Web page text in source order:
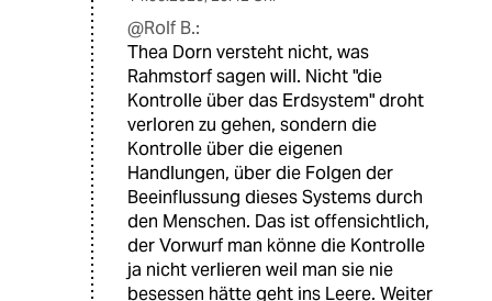
@Rolf B.:
Thea Dorn versteht nicht, was
Rahmstorf sagen will. Nicht "die
Kontrolle über das Erdsystem" droht
verloren zu gehen, sondern die
Kontrolle über die eigenen
Handlungen, über die Folgen der
Beeinflussung dieses Systems durch
den Menschen. Das ist offensichtlich,
der Vorwurf man könne die Kontrolle
ja nicht verlieren weil man sie nie
besessen hätte geht ins Leere. Weiter